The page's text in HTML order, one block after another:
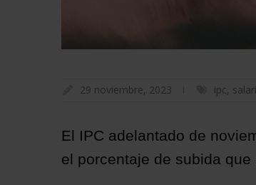
29 noviembre, 2023 ipc,
El IPC adelantado de
el porcentaje de subida